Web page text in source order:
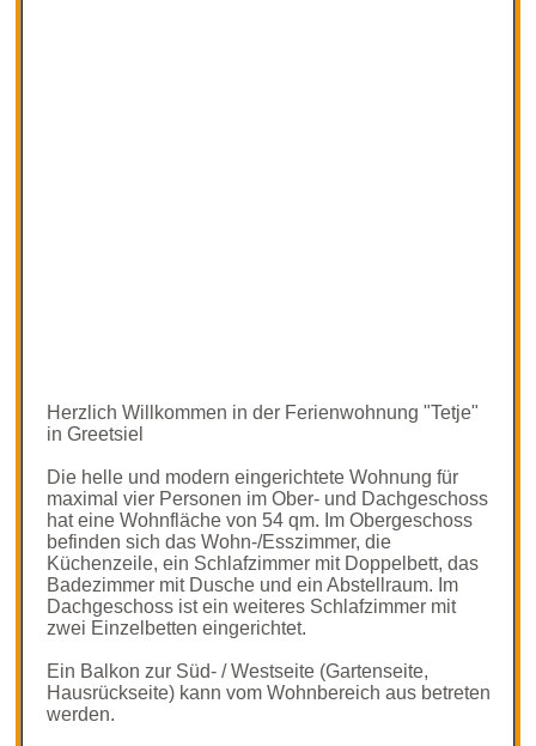
Herzlich Willkommen in der Ferienwohnung "Tetje"
in Greetsiel
Die helle und modern eingerichtete Wohnung für
maximal vier Personen im Ober- und Dachgeschoss
hat eine Wohnfläche von 54 qm. Im Obergeschoss
befinden sich das Wohn-/Esszimmer, die
Küchenzeile, ein Schlafzimmer mit Doppelbett, das
Badezimmer mit Dusche und ein Abstellraum. Im
Dachgeschoss ist ein weiteres Schlafzimmer mit
zwei Einzelbetten eingerichtet.
Ein Balkon zur Süd- / Westseite (Gartenseite,
Hausrückseite) kann vom Wohnbereich aus betreten
werden.